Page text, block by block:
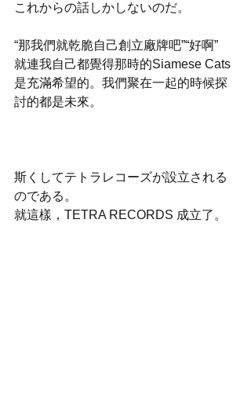
これからの話しかしないのだ。
“那我們就乾脆自己創立廠牌吧”“好啊”
就連我自己都覺得那時的Siamese Cats
是充滿希望的。我們聚在一起的時候探
討的都是未來。
斯くしてテトラレコーズが設立される
のである。
就這樣，TETRA RECORDS 成立了。